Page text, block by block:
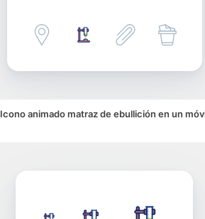
Icono animado matraz de ebullición en un